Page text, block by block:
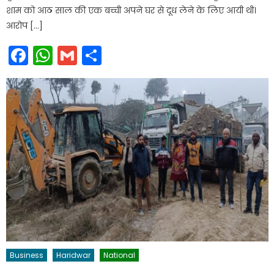
शाम को आठ साल की एक बच्ची अपने घर से दूध लेने के लिए आयी थी।
आरोप […]
Facebook
WhatsApp
Gmail
Business Haridwar National